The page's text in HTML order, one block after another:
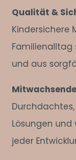
Qualität &
Kindersichere
Familienalltag
und aus
Lösungen und
jeder